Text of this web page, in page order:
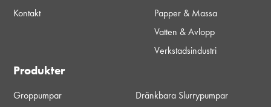
Kontakt
Papper & Massa
Vatten & Avlopp
Verkstadsindustri
Produkter
Groppumpar
Dränkbara Slurrypumpar